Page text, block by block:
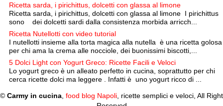
Ricetta sarda, i pirichittus, dolcetti con glassa al limone
Ricetta sarda, i pirichittus, dolcetti con glassa al limone I pirichittus
sono dei dolcetti sardi dalla consistenza morbida arricch...
Ricetta Nutellotti con video tutorial
I nutellotti insieme alla torta magica alla nutella è una ricetta golosa
per chi ama la crema alle nocciole, dei buonissimi biscotti,...
5 Dolci Light con Yogurt Greco: Ricette Facili e Veloci
Lo yogurt greco è un alleato perfetto in cucina, soprattutto per chi
cerca ricette dolci ma leggere . Infatti è uno yogurt ricco di ...
© Carmy in cucina food blog Napoli , ricette semplici e veloci, All Right